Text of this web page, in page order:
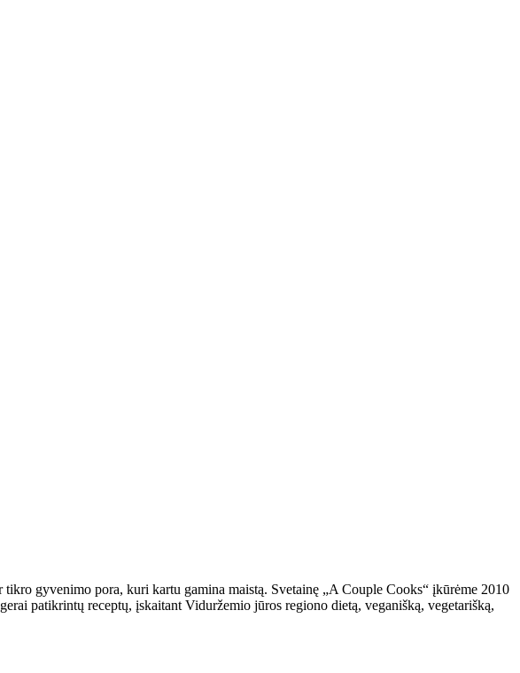
tikro gyvenimo pora, kuri kartu gamina maistą. Svetainę „A Couple Cooks“ įkūrėme 2010
patikrintų receptų, įskaitant Viduržemio jūros regiono dietą, veganišką, vegetarišką,